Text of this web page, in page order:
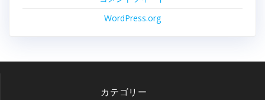
WordPress.org
カテゴリー